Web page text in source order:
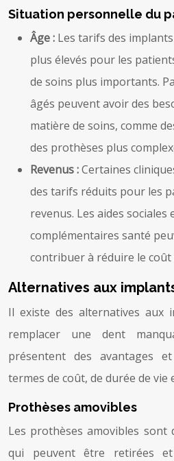
Situation personnelle du
Âge : Les tarifs des
plus élevés pour les
de soins plus importants.
âgés peuvent avoir des
matière de soins, comme
des prothèses plus
Revenus :Certaines
des tarifs réduits pour les
revenus. Les aides sociales
complémentaires santé
contribuer à réduire le
Alternatives aux
Il existe des alternatives aux
remplacer une dent
présentent des avantages
termes de coût, de durée de vie
Prothèses amovibles
Les prothèses amovibles sont
qui peuvent être retirées